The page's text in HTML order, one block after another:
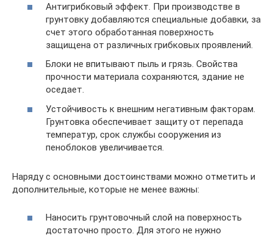
Антигрибковый эффект. При производстве в
грунтовку добавляются специальные добавки, за
счет этого обработанная поверхность
защищена от различных грибковых проявлений.
Блоки не впитывают пыль и грязь. Свойства
прочности материала сохраняются, здание не
оседает.
Устойчивость к внешним негативным факторам.
Грунтовка обеспечивает защиту от перепада
температур, срок службы сооружения из
пеноблоков увеличивается.
Наряду с основными достоинствами можно отметить и
дополнительные, которые не менее важны:
Наносить грунтовочный слой на поверхность
достаточно просто. Для этого не нужно